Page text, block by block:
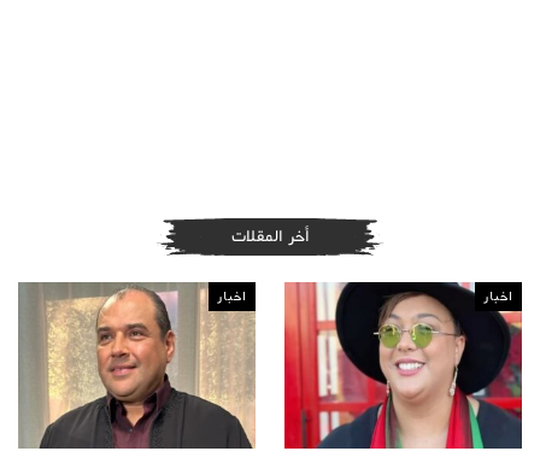
أخر المقلات
اخبار اخبار